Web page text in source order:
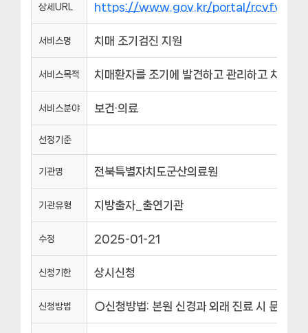
상세URL https://www.gov.kr/portal/
서비스명 치매 조기검진 지원
서비스목적 치매환자를 조기에 발견하고 관리하고 치매환
서비스분야 보건·의료
선정기준
기관명 전북특별자치도군산의료원
기관유형 지방출자_출연기관
수정 2025-01-21
신청기한 상시신청
신청방법 ○신청방법: 본원 신경과 외래 진료 시 문의